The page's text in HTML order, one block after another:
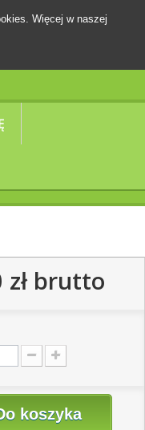
Więcej w naszej
brutto
koszyka